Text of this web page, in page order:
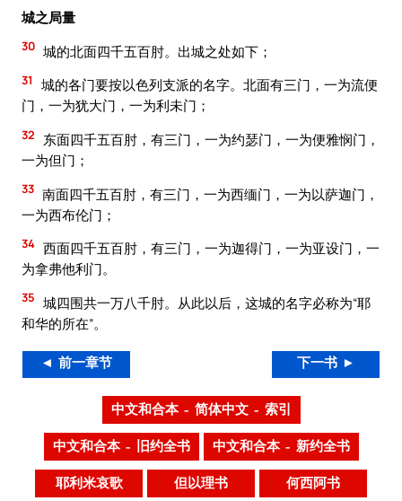
城之局量
30 城的北面四千五百肘。出城之处如下；
31
城的各门要按以色列支派的名字。北面有三门，一为流便
门，一为犹大门，一为利未门；
32
东面四千五百肘，有三门，一为约瑟门，一为便雅悯门，
一为但门；
33 南面四千五百肘，有三门，一为西缅门，一为以萨迦门，
一为西布伦门；
34 西面四千五百肘，有三门，一为迦得门，一为亚设门，一
为拿弗他利门。
35 城四围共一万八千肘。从此以后，这城的名字必称为“耶
和华的所在”。
◄ 前一章节 下一书 ►
中文和合本 – 简体中文 – 索引
中文和合本 – 旧约全书 中文和合本 – 新约全书
耶利米哀歌 但以理书 何西阿书